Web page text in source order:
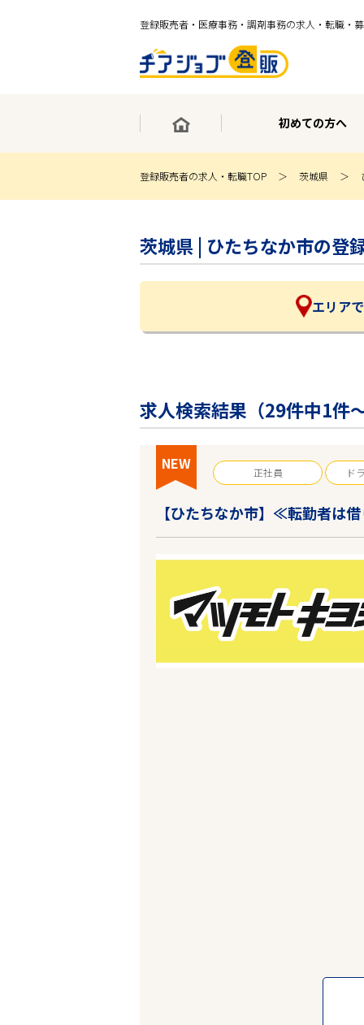
登録販売者・医療事務・調剤事務の求人・転職・
初めての方へ
登録販売者の求人・転職TOP 茨城県
茨城県 | ひたちなか市の登
エリア
求人検索結果（29件中1件
NEW 正社員 ド
【ひたちなか市】≪転勤者は